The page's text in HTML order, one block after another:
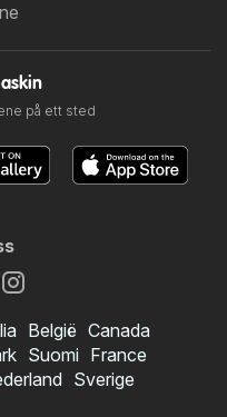
på ett sted
België Canada
Suomi France
Sverige